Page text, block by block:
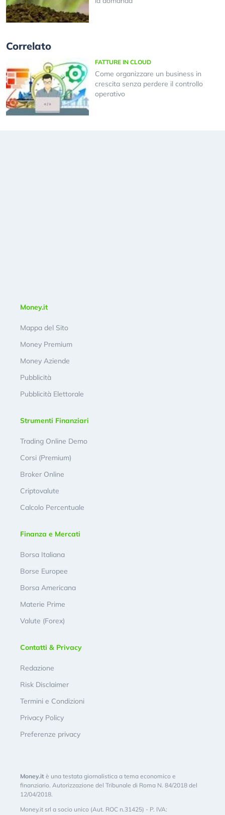
Correlato
FATTURE IN CLOUD
Come organizzare un business in
crescita senza perdere il controllo
operativo
Money.it
Mappa del Sito
Money Premium
Money Aziende
Pubblicità
Pubblicità Elettorale
Strumenti Finanziari
Trading Online Demo
Corsi (Premium)
Broker Online
Criptovalute
Calcolo Percentuale
Finanza e Mercati
Borsa Italiana
Borse Europee
Borsa Americana
Materie Prime
Valute (Forex)
Contatti & Privacy
Redazione
Risk Disclaimer
Termini e Condizioni
Privacy Policy
Preferenze privacy
Money.it è una testata giornalistica a tema economico e
finanziario. Autorizzazione del Tribunale di Roma N. 84/2018 del
12/04/2018.
Money.it srl a socio unico (Aut. ROC n.31425) - P. IVA: